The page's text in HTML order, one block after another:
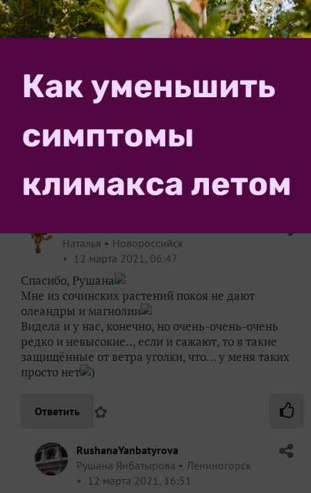
Рушана Янбатырова
Лениногорск
11 марта 2021, 20:40
Наташа! До чего же я люблю южные растения и
мамой в Сочи после 7 класса. Тогда красота южных
растений настолько поразила меня, что я на всю
жизнь сохранила воспоминания! И всю жизнь хочу
например, очень рада, что ты рассказываешь о
растениях Юга.
Ответить ✿ Спасибо!
Наталья
Новороссийск
12 марта 2021, 06:47
Спасибо, Рушана
Мне из сочинских растений покоя не дают
олеандры и магнолии
Видела и у нас, конечно, но очень-очень-очень
редко и невысокие.., если и сажают, то в такие
защищённые от ветра уголки, что… у меня таких
просто нет
)
Ответить ✿
RushanaYanbatyrova
Рушана Янбатырова
Лениногорск
12 марта 2021, 16:51